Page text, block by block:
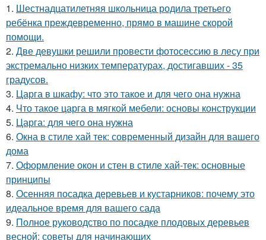
1. Шестнадцатилетняя школьница родила третьего
ребёнка преждевременно, прямо в машине скорой
помощи.
2. Две девушки решили провести фотосессию в лесу при
экстремально низких температурах, достигавших - 35
градусов.
3. Царга в шкафу: что это такое и для чего она нужна
4. Что такое царга в мягкой мебели: основы конструкции
5. Царга: для чего она нужна
6. Окна в стиле хай тек: современный дизайн для вашего
дома
7. Оформление окон и стен в стиле хай-тек: основные
принципы
8. Осенняя посадка деревьев и кустарников: почему это
идеальное время для вашего сада
9. Полное руководство по посадке плодовых деревьев
весной: советы для начинающих